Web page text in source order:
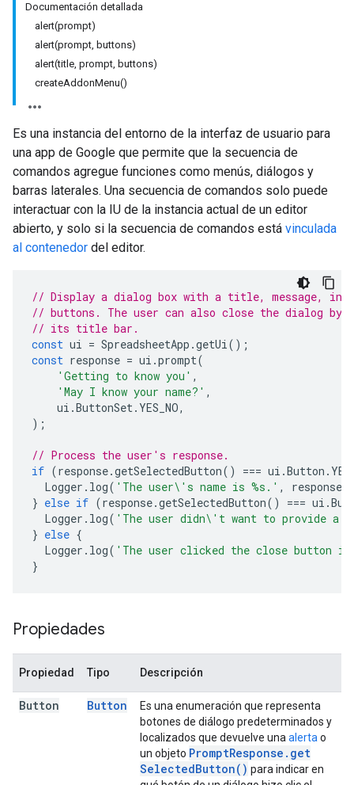
Documentación detallada
alert(prompt)
alert(prompt, buttons)
alert(title, prompt, buttons)
createAddonMenu()
Es una instancia del entorno de la interfaz de usuario para
una app de Google que permite que la secuencia de
comandos agregue funciones como menús, diálogos y
barras laterales. Una secuencia de comandos solo puede
interactuar con la IU de la instancia actual de un editor
abierto, y solo si la secuencia de comandos está vinculada
al contenedor del editor.
// Display a dialog box with a title, message,
// buttons. The user can also close the dialog
// its title bar.
const ui = SpreadsheetApp .getUi();
const response = ui .prompt(
'Getting to know you' ,
'May I know your name?' ,
ui .ButtonSet. YES_NO,
);
// Process the user's response.
if (response.getSelectedButton() === ui .Button . YES
Logger . log( 'The user\'s name is %s.' , response
} else if (response.getSelectedButton() === ui .
Logger . log( 'The user didn\'t want to provide a
} else {
Logger . log( 'The user clicked the close
}
Propiedades
Propiedad Tipo Descripción
Button Button
Es una enumeración que representa
botones de diálogo predeterminados y
localizados que devuelve una alerta o
un objeto PromptResponse . get
SelectedButton( ) para indicar en